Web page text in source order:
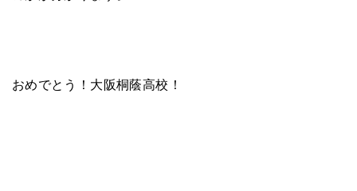
おめでとう！大阪桐蔭高校！